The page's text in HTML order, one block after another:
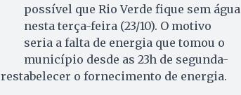
possível que Rio Verde fique sem água
nesta terça-feira (23/10). O motivo
seria a falta de energia que tomou o
município desde as 23h de segunda-
o fornecimento de energia.